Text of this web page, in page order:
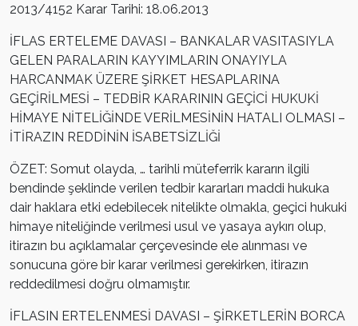
2013/4152 Karar Tarihi: 18.06.2013
İFLAS ERTELEME DAVASI – BANKALAR VASITASIYLA
GELEN PARALARIN KAYYIMLARIN ONAYIYLA
HARCANMAK ÜZERE ŞİRKET HESAPLARINA
GEÇİRİLMESİ – TEDBİR KARARININ GEÇİCİ HUKUKİ
HİMAYE NİTELİĞİNDE VERİLMESİNİN HATALI OLMASI –
İTİRAZIN REDDİNİN İSABETSİZLİĞİ
ÖZET: Somut olayda, … tarihli müteferrik kararın ilgili
bendinde şeklinde verilen tedbir kararları maddi hukuka
dair haklara etki edebilecek nitelikte olmakla, geçici hukuki
himaye niteliğinde verilmesi usul ve yasaya aykırı olup,
itirazın bu açıklamalar çerçevesinde ele alınması ve
sonucuna göre bir karar verilmesi gerekirken, itirazın
reddedilmesi doğru olmamıştır.
İFLASIN ERTELENMESİ DAVASI – ŞİRKETLERİN BORCA